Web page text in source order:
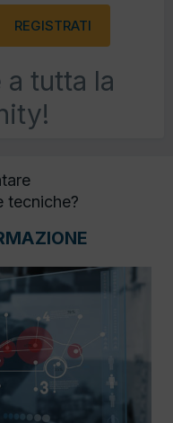
REGISTRATI
tutta la
tecniche?